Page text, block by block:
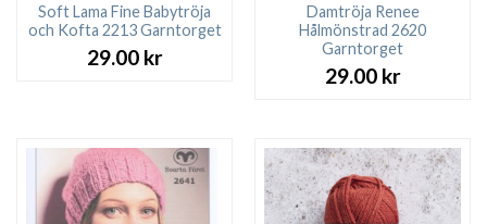
Soft Lama Fine Babytröja
och Kofta 2213 Garntorget
29.00 kr
Damtröja Renee
Hålmönstrad 2620
Garntorget
29.00 kr